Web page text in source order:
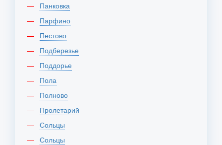
Панковка
Парфино
Пестово
Подберезье
Поддорье
Пола
Полново
Пролетарий
Сольцы
Сольцы